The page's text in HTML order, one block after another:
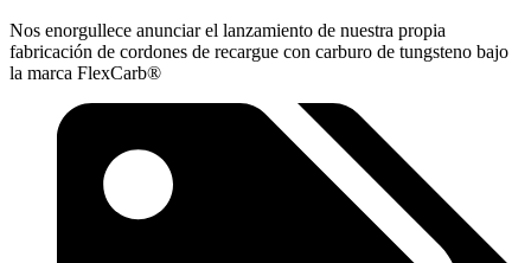
Nos enorgullece anunciar el lanzamiento de nuestra propia
fabricación de cordones de recargue con carburo de tungsteno bajo
la marca FlexCarb®